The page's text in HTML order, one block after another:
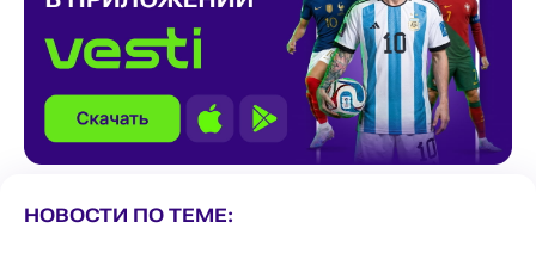
НОВОСТИ ПО ТЕМЕ: